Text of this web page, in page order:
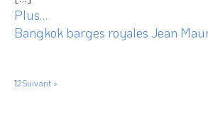
Plus…
Bangkok barges royales Jean
12Suivant »